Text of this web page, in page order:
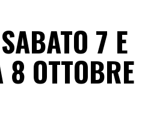
7 E
OTTOBRE